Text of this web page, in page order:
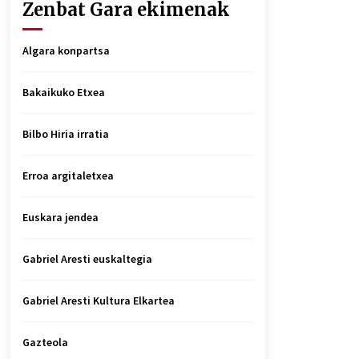
Zenbat Gara ekimenak
Algara konpartsa
Bakaikuko Etxea
Bilbo Hiria irratia
Erroa argitaletxea
Euskara jendea
Gabriel Aresti euskaltegia
Gabriel Aresti Kultura Elkartea
Gazteola